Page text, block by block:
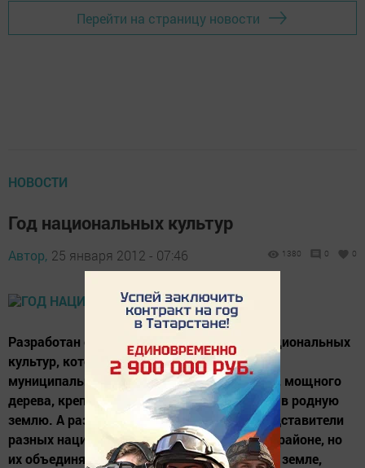
Перейти на страницу новости
НОВОСТИ
Год национальных культур
Автор, 25 января 2012 - 07:46 1380 0 0
Разработан официальный логотип Года национальных
культур, который символизирует Заинский
муниципальный район в качестве сильного, мощного
дерева, крепко своими корнями уходящего в родную
землю. А разноцветные листочки - это представители
разных национальностей, проживающих в районе, но
их объединяет одно целое - любовь к своей земле,